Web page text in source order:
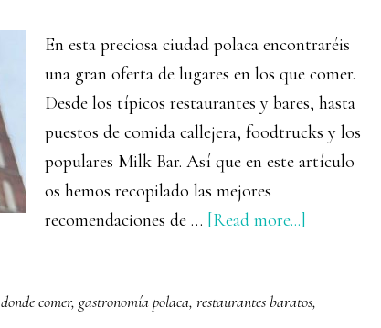
En esta preciosa ciudad polaca encontraréis
una gran oferta de lugares en los que comer.
Desde los típicos restaurantes y bares, hasta
puestos de comida callejera, foodtrucks y los
populares Milk Bar. Así que en este artículo
os hemos recopilado las mejores
recomendaciones de … [Read more...]
en
donde comer, gastronomía polaca, restaurantes baratos,